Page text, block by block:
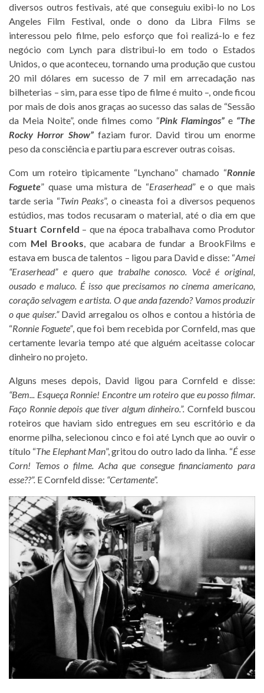
diversos outros festivais, até que conseguiu exibi-lo no Los
Angeles Film Festival, onde o dono da Libra Films se
interessou pelo filme, pelo esforço que foi realizá-lo e fez
negócio com Lynch para distribui-lo em todo o Estados
Unidos, o que aconteceu, tornando uma produção que custou
20 mil dólares em sucesso de 7 mil em arrecadação nas
bilheterias – sim, para esse tipo de filme é muito –, onde ficou
por mais de dois anos graças ao sucesso das salas de “Sessão
da Meia Noite”, onde filmes como “Pink Flamingos” e “The
Rocky Horror Show”faziam furor. David tirou um enorme
peso da consciência e partiu para escrever outras coisas.
Com um roteiro tipicamente “Lynchano” chamado “Ronnie
Foguete” quase uma mistura de “Eraserhead” e o que mais
tarde seria “Twin Peaks”, o cineasta foi a diversos pequenos
estúdios, mas todos recusaram o material, até o dia em que
Stuart Cornfeld – que na época trabalhava como Produtor
com Mel Brooks, que acabara de fundar a BrookFilms e
estava em busca de talentos – ligou para David e disse: “Amei
“Eraserhead” e quero que trabalhe conosco. Você é original,
ousado e maluco. É isso que precisamos no cinema americano,
coração selvagem e artista. O que anda fazendo? Vamos produzir
o que quiser.”David arregalou os olhos e contou a história de
“Ronnie Foguete”, que foi bem recebida por Cornfeld, mas que
certamente levaria tempo até que alguém aceitasse colocar
dinheiro no projeto.
Alguns meses depois, David ligou para Cornfeld e disse:
“Bem... Esqueça Ronnie! Encontre um roteiro que eu posso filmar.
Faço Ronnie depois que tiver algum dinheiro.”. Cornfeld buscou
roteiros que haviam sido entregues em seu escritório e da
enorme pilha, selecionou cinco e foi até Lynch que ao ouvir o
título “The Elephant Man”, gritou do outro lado da linha. “É esse
Corn! Temos o filme. Acha que consegue financiamento para
esse??”. E Cornfeld disse: “Certamente”.